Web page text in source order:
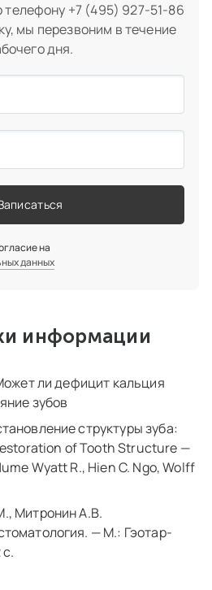
телефону +7 (495) 927-51-86
мы перезвоним в течение
дня.
на
данных
информации
ли дефицит кальция
зубов
структуры зуба:
of Tooth Structure —
Wyatt R., Hien C. Ngo, Wolff
Митронин А.В.
— М.: Гэотар-